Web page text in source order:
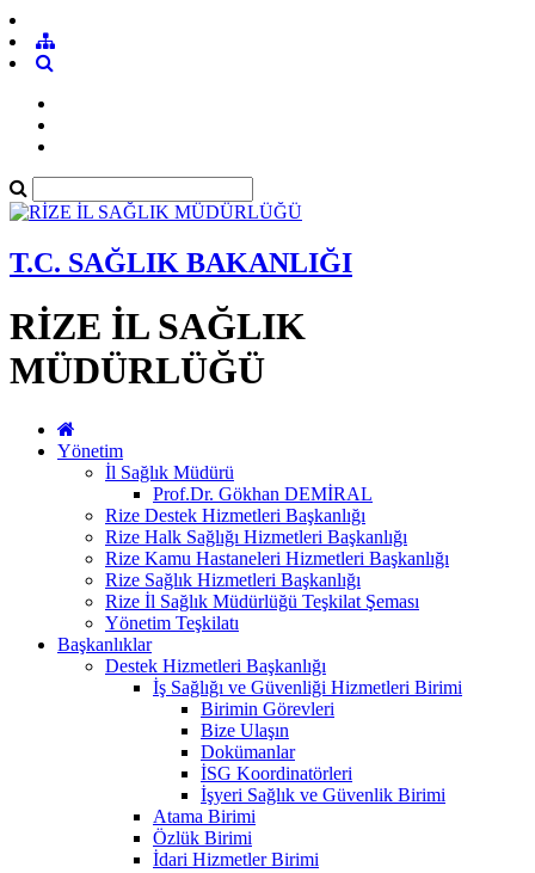
T.C. SAĞLIK BAKANLIĞI
RİZE İL SAĞLIK
MÜDÜRLÜĞÜ
Yönetim
İl Sağlık Müdürü
Prof.Dr. Gökhan DEMİRAL
Rize Destek Hizmetleri Başkanlığı
Rize Halk Sağlığı Hizmetleri Başkanlığı
Rize Kamu Hastaneleri Hizmetleri Başkanlığı
Rize Sağlık Hizmetleri Başkanlığı
Rize İl Sağlık Müdürlüğü Teşkilat Şeması
Yönetim Teşkilatı
Başkanlıklar
Destek Hizmetleri Başkanlığı
İş Sağlığı ve Güvenliği Hizmetleri Birimi
Birimin Görevleri
Bize Ulaşın
Dokümanlar
İSG Koordinatörleri
İşyeri Sağlık ve Güvenlik Birimi
Atama Birimi
Özlük Birimi
İdari Hizmetler Birimi